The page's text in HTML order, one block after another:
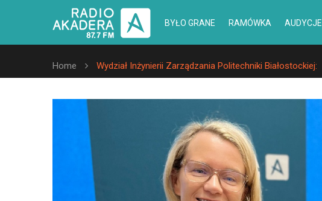
BYŁO GRANE RAMÓWKA AUDYCJE
Home Wydział Inżynierii Zarządzania Politechniki Białostockiej: